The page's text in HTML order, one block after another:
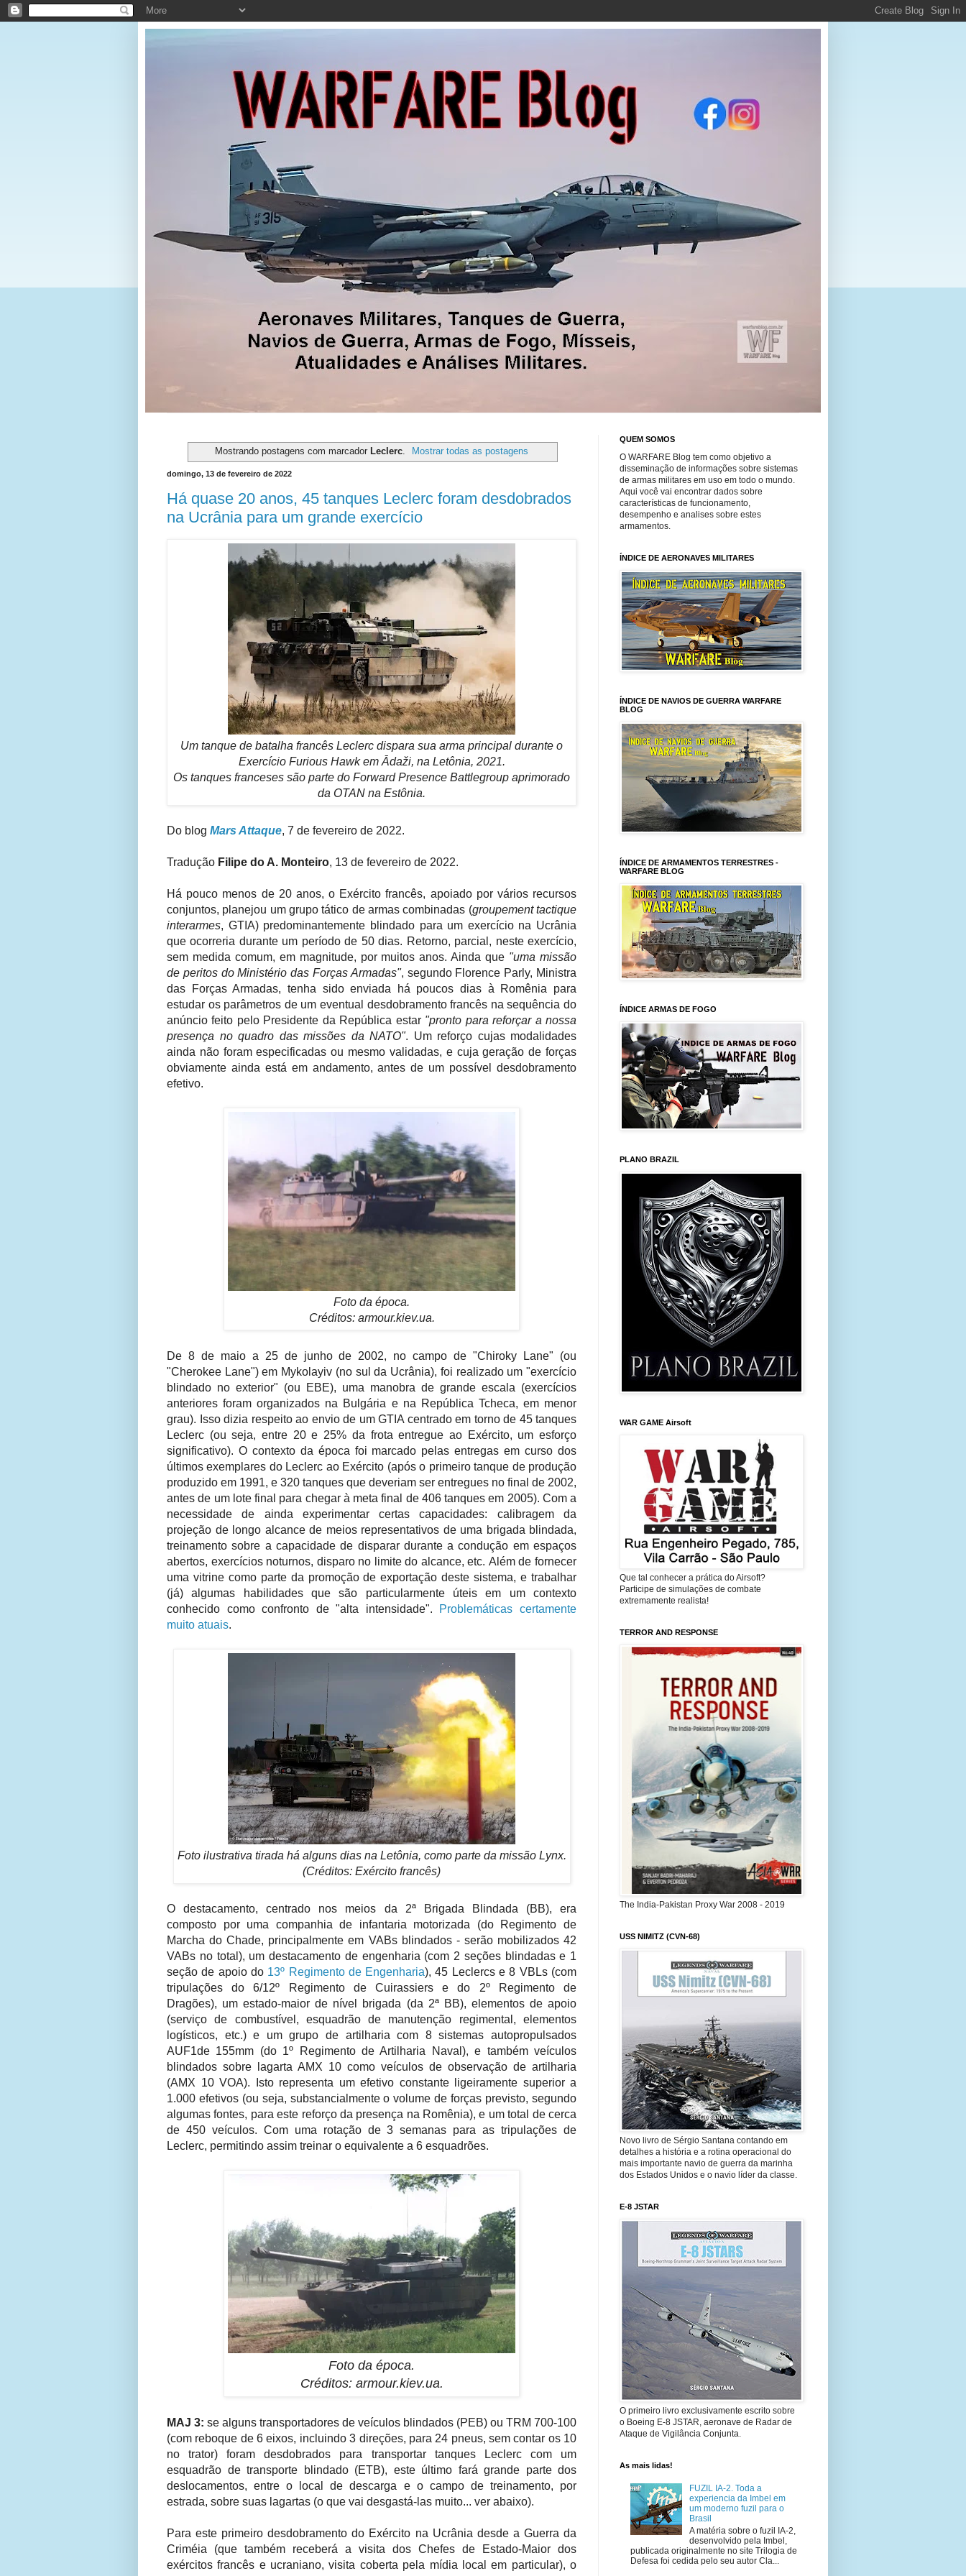
Mostrando postagens com marcador Leclerc. Mostrar todas as postagens
domingo, 13 de fevereiro de 2022
Há quase 20 anos, 45 tanques Leclerc foram desdobrados
na Ucrânia para um grande exercício
Um tanque de batalha francês Leclerc dispara sua arma principal durante o
Exercício Furious Hawk em Ādaži, na Letônia, 2021.
Os tanques franceses são parte do Forward Presence Battlegroup aprimorado
da OTAN na Estônia.
Do blog Mars Attaque, 7 de fevereiro de 2022.
Tradução Filipe do A. Monteiro, 13 de fevereiro de 2022.
Há pouco menos de 20 anos, o Exército francês, apoiado por vários recursos
conjuntos, planejou um grupo tático de armas combinadas (groupement tactique
interarmes, GTIA) predominantemente blindado para um exercício na Ucrânia
que ocorreria durante um período de 50 dias. Retorno, parcial, neste exercício,
sem medida comum, em magnitude, por muitos anos. Ainda que "uma missão
de peritos do Ministério das Forças Armadas", segundo Florence Parly, Ministra
das Forças Armadas, tenha sido enviada há poucos dias à Romênia para
estudar os parâmetros de um eventual desdobramento francês na sequência do
anúncio feito pelo Presidente da República estar "pronto para reforçar a nossa
presença no quadro das missões da NATO". Um reforço cujas modalidades
ainda não foram especificadas ou mesmo validadas, e cuja geração de forças
obviamente ainda está em andamento, antes de um possível desdobramento
efetivo.
Foto da época.
Créditos: armour.kiev.ua.
De 8 de maio a 25 de junho de 2002, no campo de "Chiroky Lane" (ou
"Cherokee Lane") em Mykolayiv (no sul da Ucrânia), foi realizado um "exercício
blindado no exterior" (ou EBE), uma manobra de grande escala (exercícios
anteriores foram organizados na Bulgária e na República Tcheca, em menor
grau). Isso dizia respeito ao envio de um GTIA centrado em torno de 45 tanques
Leclerc (ou seja, entre 20 e 25% da frota entregue ao Exército, um esforço
significativo). O contexto da época foi marcado pelas entregas em curso dos
últimos exemplares do Leclerc ao Exército (após o primeiro tanque de produção
produzido em 1991, e 320 tanques que deveriam ser entregues no final de 2002,
antes de um lote final para chegar à meta final de 406 tanques em 2005). Com a
necessidade de ainda experimentar certas capacidades: calibragem da
projeção de longo alcance de meios representativos de uma brigada blindada,
treinamento sobre a capacidade de disparar durante a condução em espaços
abertos, exercícios noturnos, disparo no limite do alcance, etc. Além de fornecer
uma vitrine como parte da promoção de exportação deste sistema, e trabalhar
(já) algumas habilidades que são particularmente úteis em um contexto
conhecido como confronto de "alta intensidade". Problemáticas certamente
muito atuais.
Foto ilustrativa tirada há alguns dias na Letônia, como parte da missão Lynx.
(Créditos: Exército francês)
O destacamento, centrado nos meios da 2ª Brigada Blindada (BB), era
composto por uma companhia de infantaria motorizada (do Regimento de
Marcha do Chade, principalmente em VABs blindados - serão mobilizados 42
VABs no total), um destacamento de engenharia (com 2 seções blindadas e 1
seção de apoio do 13º Regimento de Engenharia), 45 Leclercs e 8 VBLs (com
tripulações do 6/12º Regimento de Cuirassiers e do 2º Regimento de
Dragões), um estado-maior de nível brigada (da 2ª BB), elementos de apoio
(serviço de combustível, esquadrão de manutenção regimental, elementos
logísticos, etc.) e um grupo de artilharia com 8 sistemas autopropulsados
AUF1de 155mm (do 1º Regimento de Artilharia Naval), e também veículos
blindados sobre lagarta AMX 10 como veículos de observação de artilharia
(AMX 10 VOA). Isto representa um efetivo constante ligeiramente superior a
1.000 efetivos (ou seja, substancialmente o volume de forças previsto, segundo
algumas fontes, para este reforço da presença na Romênia), e um total de cerca
de 450 veículos. Com uma rotação de 3 semanas para as tripulações de
Leclerc, permitindo assim treinar o equivalente a 6 esquadrões.
Foto da época.
Créditos: armour.kiev.ua.
MAJ 3: se alguns transportadores de veículos blindados (PEB) ou TRM 700-100
(com reboque de 6 eixos, incluindo 3 direções, para 24 pneus, sem contar os 10
no trator) foram desdobrados para transportar tanques Leclerc com um
esquadrão de transporte blindado (ETB), este último fará grande parte dos
deslocamentos, entre o local de descarga e o campo de treinamento, por
estrada, sobre suas lagartas (o que vai desgastá-las muito... ver abaixo).
Para este primeiro desdobramento do Exército na Ucrânia desde a Guerra da
Criméia (que também receberá a visita dos Chefes de Estado-Maior dos
exércitos francês e ucraniano, visita coberta pela mídia local em particular), o
QUEM SOMOS
O WARFARE Blog tem como objetivo a
disseminação de informações sobre sistemas
de armas militares em uso em todo o mundo.
Aqui você vai encontrar dados sobre
características de funcionamento,
desempenho e analises sobre estes
armamentos.
ÍNDICE DE AERONAVES MILITARES
ÍNDICE DE NAVIOS DE GUERRA WARFARE
BLOG
ÍNDICE DE ARMAMENTOS TERRESTRES -
WARFARE BLOG
ÍNDICE ARMAS DE FOGO
PLANO BRAZIL
WAR GAME Airsoft
Que tal conhecer a prática do Airsoft?
Participe de simulações de combate
extremamente realista!
TERROR AND RESPONSE
The India-Pakistan Proxy War 2008 - 2019
USS NIMITZ (CVN-68)
Novo livro de Sérgio Santana contando em
detalhes a história e a rotina operacional do
mais importante navio de guerra da marinha
dos Estados Unidos e o navio líder da classe.
E-8 JSTAR
O primeiro livro exclusivamente escrito sobre
o Boeing E-8 JSTAR, aeronave de Radar de
Ataque de Vigilância Conjunta.
As mais lidas!
FUZIL IA-2. Toda a
experiencia da Imbel em
um moderno fuzil para o
Brasil
A matéria sobre o fuzil IA-2,
desenvolvido pela Imbel,
publicada originalmente no site Trilogia de
Defesa foi cedida pelo seu autor Cla...